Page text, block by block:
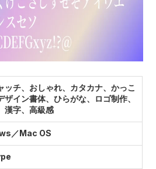
ッチ、おしゃれ、カタカナ、かっこ
ザイン書体、ひらがな、ロゴ制作、
漢字、高級感
／Mac OS